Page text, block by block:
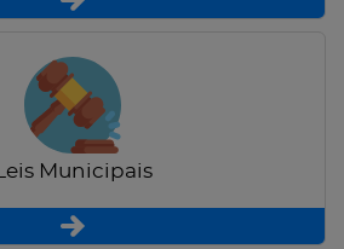
Leis Municipais